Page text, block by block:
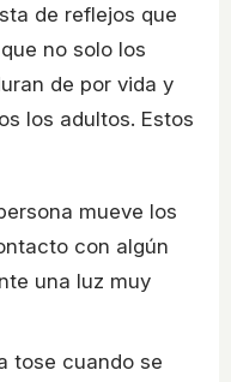
de reflejos que
no solo los
de por vida y
los adultos. Estos
mueve los
con algún
una luz muy
tose cuando se